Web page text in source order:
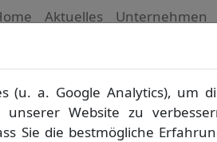
Aktuelles Unternehmen
in Mecklenburg-
Ihr Grundstück
▪
Auskünfte und Auszüge
(u. a. Google Analytics), um
unserer Website zu
Sie die bestmögliche